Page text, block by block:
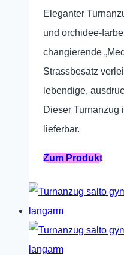
Eleganter
und
changierende
Strassbesatz
lebendige,
Dieser Turnanzug
lieferbar.
Zum Produkt
weist